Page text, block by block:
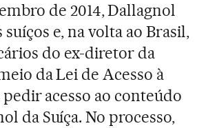
de 2014, Dallagnol
e, na volta ao Brasil,
do ex-diretor da
da Lei de Acesso à
acesso ao conteúdo
da Suíça. No processo,